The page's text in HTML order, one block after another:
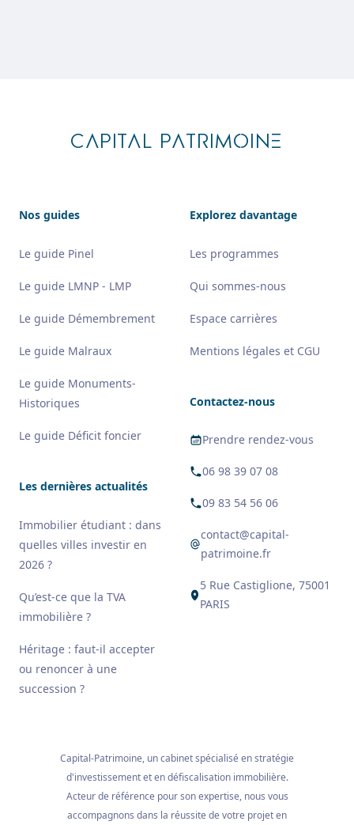
CAPITAL PATRIMOINE
Nos guides
Le guide Pinel
Le guide LMNP - LMP
Le guide Démembrement
Le guide Malraux
Le guide Monuments-
Historiques
Le guide Déficit foncier
Les dernières actualités
Immobilier étudiant : dans
quelles villes investir en
2026 ?
Qu’est-ce que la TVA
immobilière ?
Héritage : faut-il accepter
ou renoncer à une
succession ?
Explorez davantage
Les programmes
Qui sommes-nous
Espace carrières
Mentions légales et CGU
Contactez-nous
Prendre rendez-vous
06 98 39 07 08
09 83 54 56 06
contact@capital-
patrimoine.fr
5 Rue Castiglione, 75001
PARIS
Capital-Patrimoine, un cabinet spécialisé en stratégie
d'investissement et en défiscalisation immobilière.
Acteur de référence pour son expertise, nous vous
accompagnons dans la réussite de votre projet en